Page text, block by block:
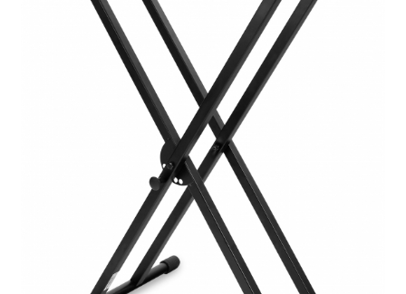
Outlet & Second Hand
Geschenkgutschein